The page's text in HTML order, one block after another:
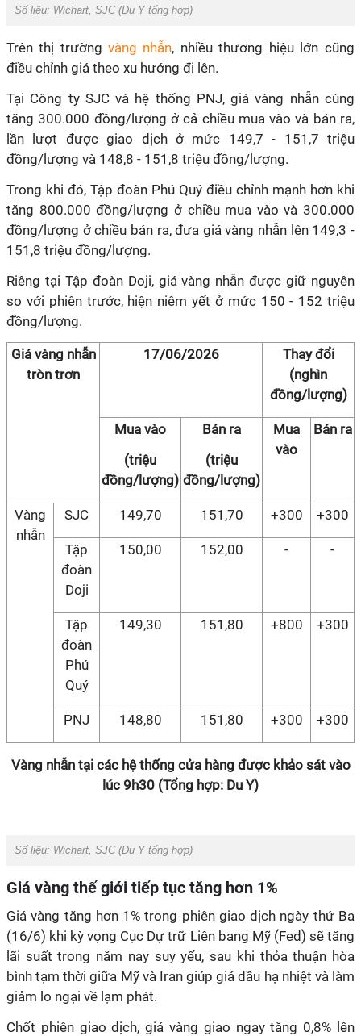
Số liệu: Wichart, SJC (Du Y tổng hợp)
Trên thị trường vàng nhẫn, nhiều thương hiệu lớn cũng
điều chỉnh giá theo xu hướng đi lên.
Tại Công ty SJC và hệ thống PNJ, giá vàng nhẫn cùng
tăng 300.000 đồng/lượng ở cả chiều mua vào và bán ra,
lần lượt được giao dịch ở mức 149,7 - 151,7 triệu
đồng/lượng và 148,8 - 151,8 triệu đồng/lượng.
Trong khi đó, Tập đoàn Phú Quý điều chỉnh mạnh hơn khi
tăng 800.000 đồng/lượng ở chiều mua vào và 300.000
đồng/lượng ở chiều bán ra, đưa giá vàng nhẫn lên 149,3 -
151,8 triệu đồng/lượng.
Riêng tại Tập đoàn Doji, giá vàng nhẫn được giữ nguyên
so với phiên trước, hiện niêm yết ở mức 150 - 152 triệu
đồng/lượng.
Giá vàng nhẫn
tròn trơn
17/06/2026
Thay đổi
(nghìn
đồng/lượng)
Mua vào
(triệu
đồng/lượng)
Bán ra
(triệu
đồng/lượng)
Mua
vào
Bán ra
Vàng
nhẫn
SJC 149,70 151,70 +300 +300
Tập
đoàn
Doji
150,00 152,00 - -
Tập
đoàn
Phú
Quý
149,30 151,80 +800 +300
PNJ 148,80 151,80 +300 +300
Vàng nhẫn tại các hệ thống cửa hàng được khảo sát vào
lúc 9h30 (Tổng hợp: Du Y)
Số liệu: Wichart, SJC (Du Y tổng hợp)
Giá vàng thế giới tiếp tục tăng hơn 1%
Giá vàng tăng hơn 1% trong phiên giao dịch ngày thứ Ba
(16/6) khi kỳ vọng Cục Dự trữ Liên bang Mỹ (Fed) sẽ tăng
lãi suất trong năm nay suy yếu, sau khi thỏa thuận hòa
bình tạm thời giữa Mỹ và Iran giúp giá dầu hạ nhiệt và làm
giảm lo ngại về lạm phát.
Chốt phiên giao dịch, giá vàng giao ngay tăng 0,8% lên